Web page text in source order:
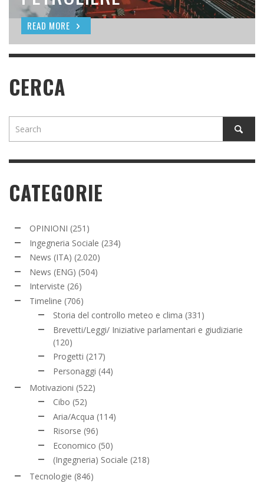
READ MORE
READ MORE
READ MORE
CERCA
CATEGORIE
OPINIONI (251)
Ingegneria Sociale (234)
News (ITA) (2.020)
News (ENG) (504)
Interviste (26)
Timeline (706)
Storia del controllo meteo e clima (331)
Brevetti/Leggi/ Iniziative parlamentari e giudiziarie
(120)
Progetti (217)
Personaggi (44)
Motivazioni (522)
Cibo (52)
Aria/Acqua (114)
Risorse (96)
Economico (50)
(Ingegneria) Sociale (218)
Tecnologie (846)